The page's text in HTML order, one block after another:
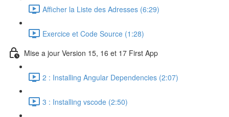
Afficher la Liste des Adresses (6:29)
Exercice et Code Source (1:28)
Mise a jour Version 15, 16 et 17 First App
2 : Installing Angular Dependencies (2:07)
3 : Installing vscode (2:50)